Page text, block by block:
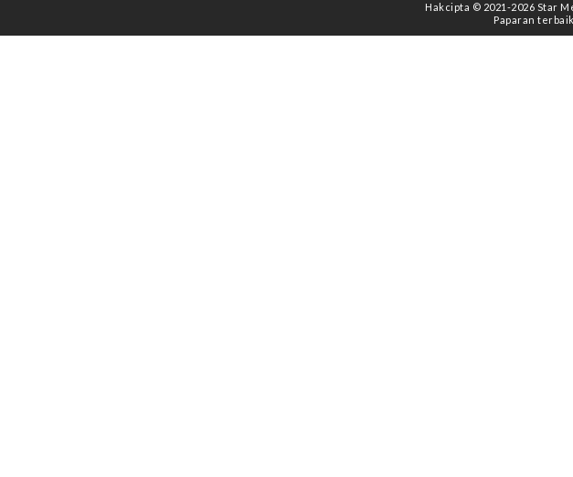
Hakcipta © 2021 -2026 Star
Paparan